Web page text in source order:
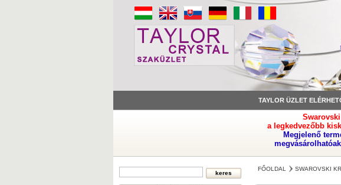
TAYLOR ÜZLET
a legkedvezőbb
Megjelenő
FŐOLDAL SWAROVSKI